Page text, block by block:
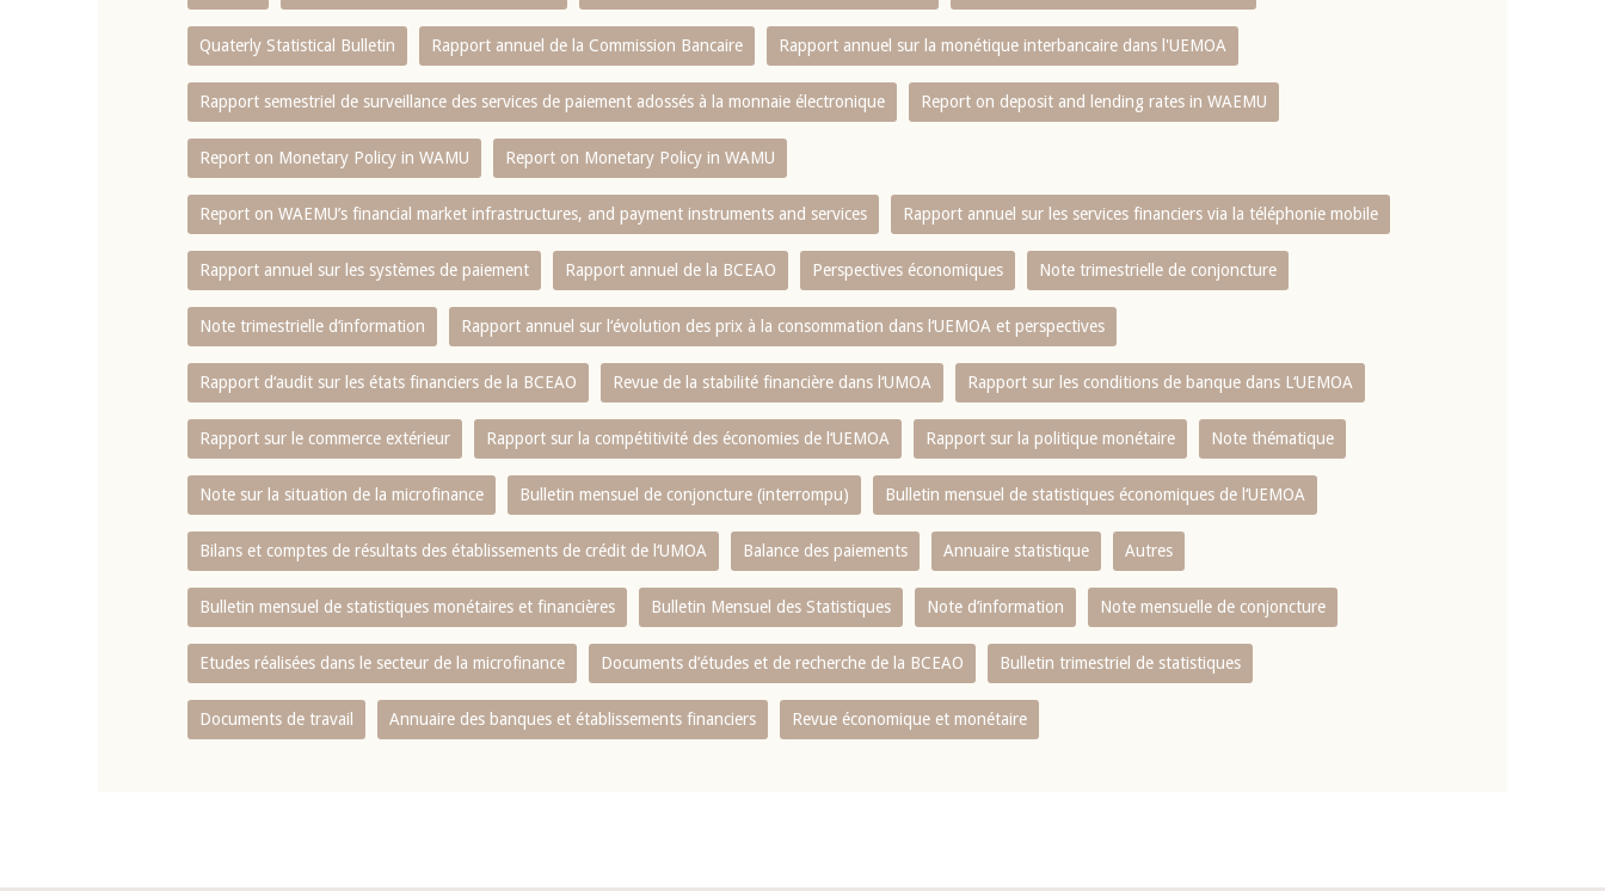
Quaterly Statistical Bulletin Rapport annuel de la Commission Bancaire Rapport annuel sur la monétique interbancaire dans l'UEMOA
Rapport semestriel de surveillance des services de paiement adossés à la monnaie électronique Report on deposit and lending rates in WAEMU
Report on Monetary Policy in WAMU Report on Monetary Policy in WAMU
Report on WAEMU’s financial market infrastructures, and payment instruments and services Rapport annuel sur les services financiers via la téléphonie mobile
Rapport annuel sur les systèmes de paiement Rapport annuel de la BCEAO Perspectives économiques Note trimestrielle de conjoncture
Note trimestrielle d‘information Rapport annuel sur l‘évolution des prix à la consommation dans l‘UEMOA et perspectives
Rapport d‘audit sur les états financiers de la BCEAO Revue de la stabilité financière dans l‘UMOA Rapport sur les conditions de banque dans L‘UEMOA
Rapport sur le commerce extérieur Rapport sur la compétitivité des économies de l‘UEMOA Rapport sur la politique monétaire Note thématique
Note sur la situation de la microfinance Bulletin mensuel de conjoncture (interrompu) Bulletin mensuel de statistiques économiques de l‘UEMOA
Bilans et comptes de résultats des établissements de crédit de l‘UMOA Balance des paiements Annuaire statistique Autres
Bulletin mensuel de statistiques monétaires et financières Bulletin Mensuel des Statistiques Note d’information Note mensuelle de conjoncture
Etudes réalisées dans le secteur de la microfinance Documents d’études et de recherche de la BCEAO Bulletin trimestriel de statistiques
Documents de travail Annuaire des banques et établissements financiers Revue économique et monétaire